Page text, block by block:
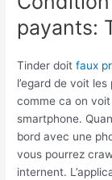
payants:
Tinder doitfaux
l’egard de voit
comme ca on voit
smartphone.
bord avec une
vous pourrez
internent.